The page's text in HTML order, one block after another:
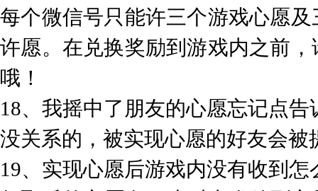
每个微信号只能许三个游戏心愿
许愿。在兑换奖励到游戏内之前
哦！
18、我摇中了朋友的心愿忘记点告
没关系的，被实现心愿的好友会被
19、实现心愿后游戏内没有收到怎